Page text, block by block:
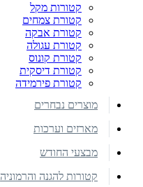
קטורות מקל
קטורת צמחים
קטורת אבקה
קטורת עגולה
קטורת קונוס
קטורת דיסקית
קטורת פירמידה
מוצרים נבחרים
מארזים וערכות
מבצעי החודש
קטורות להגנה והרמוניה